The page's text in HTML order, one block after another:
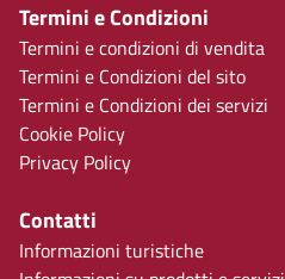
Termini e Condizioni
Termini e condizioni di vendita
Termini e Condizioni del sito
Termini e Condizioni dei servizi
Cookie Policy
Privacy Policy
Contatti
Informazioni turistiche